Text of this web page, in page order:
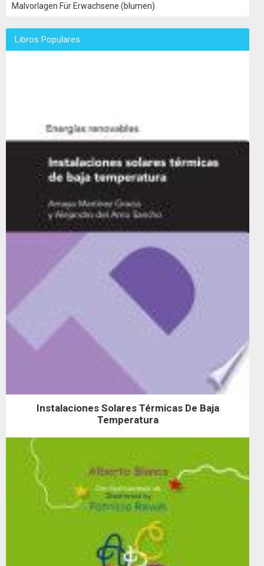
Malvorlagen Für Erwachsene (blumen)
Libros Populares
Instalaciones Solares Térmicas De Baja
Temperatura